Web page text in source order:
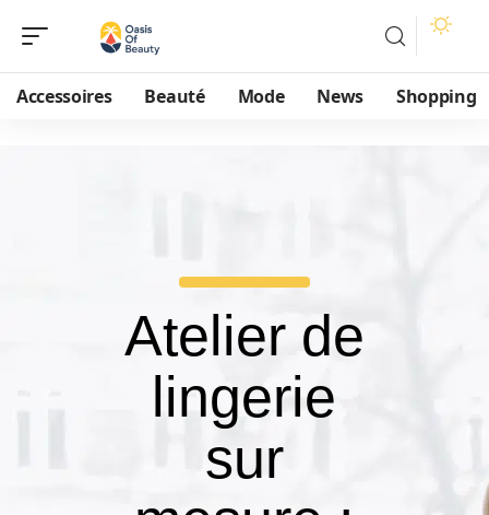
Accessoires Beauté Mode News Shopping
Atelier de
lingerie
sur